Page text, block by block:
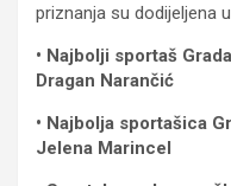
priznanja su dodijeljena
• Najbolji sportaš
Dragan Narančić
• Najbolja sportašica
Jelena Marincel